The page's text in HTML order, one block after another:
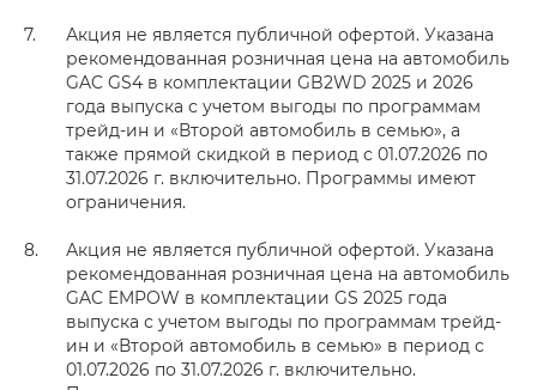
Акция не является публичной офертой. Указана
рекомендованная розничная цена на автомобиль
GAC GS4 в комплектации GB2WD 2025 и 2026
года выпуска с учетом выгоды по программам
трейд-ин и «Второй автомобиль в семью», а
также прямой скидкой в период с 01.07.2026 по
31.07.2026 г. включительно. Программы имеют
ограничения.
Акция не является публичной офертой. Указана
рекомендованная розничная цена на автомобиль
GAC EMPOW в комплектации GS 2025 года
выпуска с учетом выгоды по программам трейд-
ин и «Второй автомобиль в семью» в период с
01.07.2026 по 31.07.2026 г. включительно.